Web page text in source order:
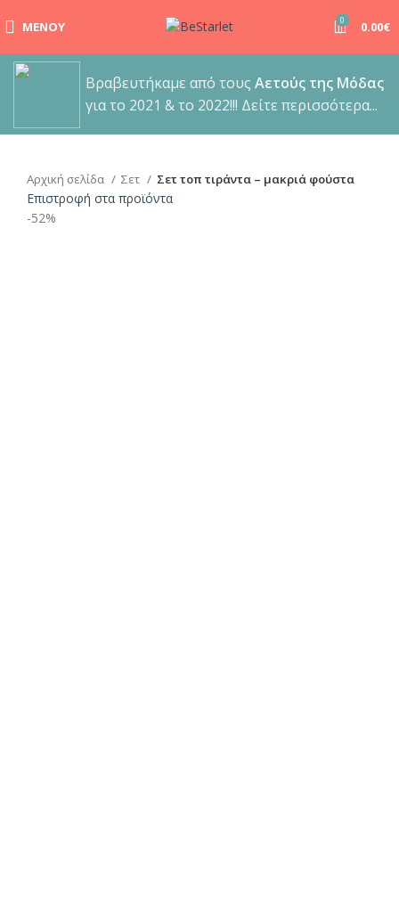
ΜΕΝΟΎ 0 0.00€
Βραβευτήκαμε από τους Αετούς της Μόδας
για το 2021 & το 2022!!! Δείτε περισσότερα...
Αρχική σελίδα Σετ Σετ τοπ τιράντα – μακριά φούστα
Επιστροφή στα προϊόντα
-52%